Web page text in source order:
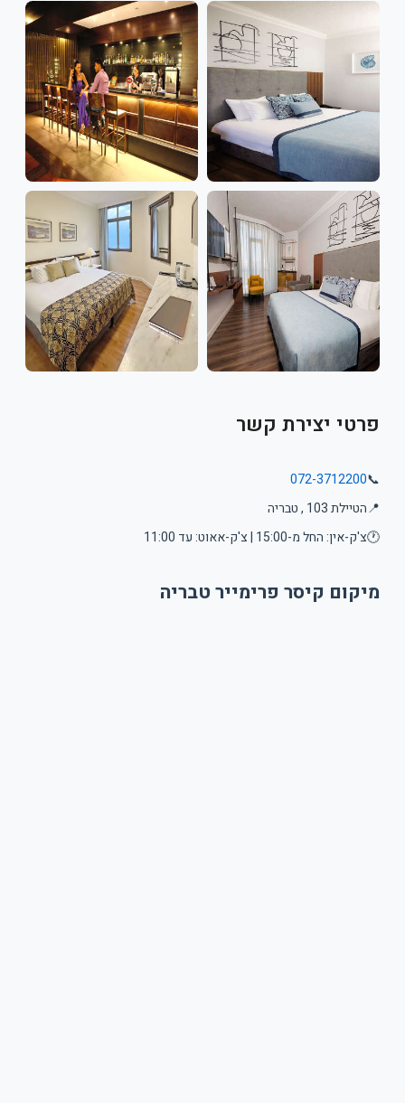
פרטי יצירת קשר
📞
072-3712200
📍הטיילת 103 , טבריה
🕐צ'ק-אין: החל מ-15:00 | צ'ק-אאוט: עד 11:00
מיקום קיסר פרימייר טבריה